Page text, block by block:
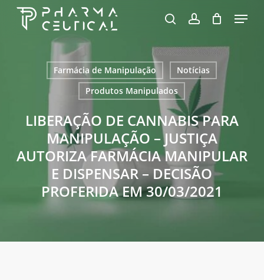
pesquisaaccount
Menu
Carrinho Fechar
Farmácia de Manipulação
Notícias
Produtos Manipulados
LIBERAÇÃO DE CANNABIS PARA
MANIPULAÇÃO – JUSTIÇA
AUTORIZA FARMÁCIA MANIPULAR
E DISPENSAR – DECISÃO
PROFERIDA EM 30/03/2021